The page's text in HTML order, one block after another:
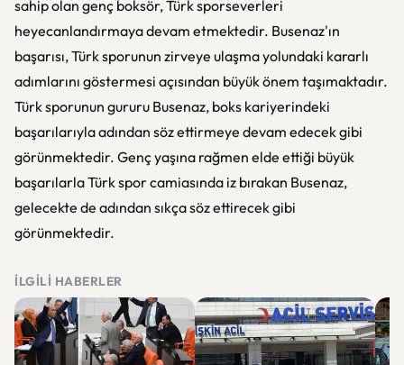
sahip olan genç boksör, Türk sporseverleri
heyecanlandırmaya devam etmektedir. Busenaz'ın
başarısı, Türk sporunun zirveye ulaşma yolundaki kararlı
adımlarını göstermesi açısından büyük önem taşımaktadır.
Türk sporunun gururu Busenaz, boks kariyerindeki
başarılarıyla adından söz ettirmeye devam edecek gibi
görünmektedir. Genç yaşına rağmen elde ettiği büyük
başarılarla Türk spor camiasında iz bırakan Busenaz,
gelecekte de adından sıkça söz ettirecek gibi
görünmektedir.
İLGILI HABERLER